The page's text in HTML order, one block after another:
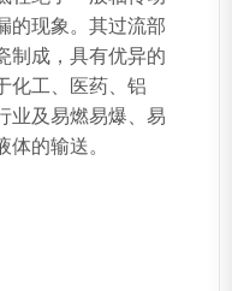
的现象。其过流部
制成，具有优异的
化工、医药、铝
业及易燃易爆、易
的输送。